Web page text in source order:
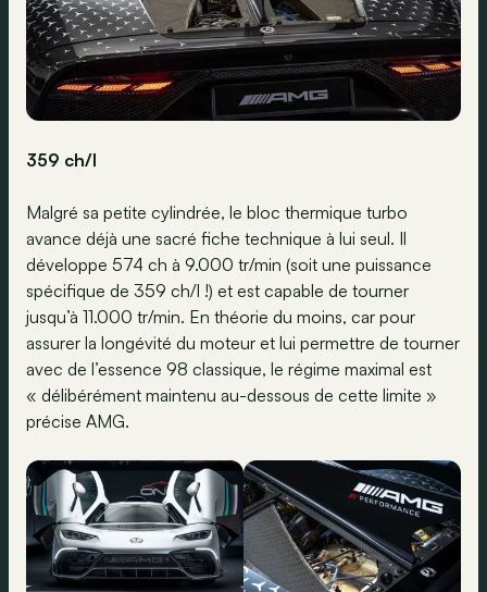
359 ch/l
Malgré sa petite cylindrée, le bloc thermique turbo
avance déjà une sacré fiche technique à lui seul. Il
développe 574 ch à 9.000 tr/min (soit une puissance
spécifique de 359 ch/l !) et est capable de tourner
jusqu’à 11.000 tr/min. En théorie du moins, car pour
assurer la longévité du moteur et lui permettre de tourner
avec de l’essence 98 classique, le régime maximal est
« délibérément maintenu au-dessous de cette limite »
précise AMG.